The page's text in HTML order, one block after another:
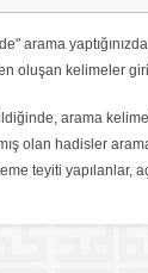
arama
oluşan kelimeler
arama
olan hadisler
teyiti yapılanlar,